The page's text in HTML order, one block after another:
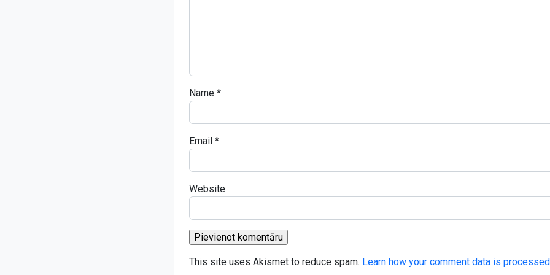
Name *
Email *
Website
This site uses Akismet to reduce spam. Learn how your comment data is